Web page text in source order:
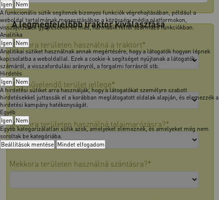
Igen Nem
A funkcionális sütik segítenek bizonyos funkciók végrehajtásában, például a
weboldal tartalmának megosztásában a közösségi média platformokon,
visszajelzések gyűjtésében és más, harmadik féltől származó funkciókban.
Analitika
Igen Nem
Analitikai sütiket használnak annak megértésére, hogy a látogatók hogyan lépnek
kapcsolatba a weboldallal. Ezek a cookie-k segítséget nyújtanak a látogatók
számáról, a visszafordulási arányról, a forgalmi forrásról stb.
Hirdetés
Igen Nem
A hirdetési sütiket arra használják, hogy a látogatókat személyre szabott
hirdetésekkel juttassák el a korábban meglátogatott oldalak alapján, és elemezzék a
hirdetési kampány hatékonyságát.
Egyéb
Igen Nem
Egyéb kategorizálatlan sütik azok, amelyeket elemeznek, és amelyeket még nem
soroltak be kategóriába.
Beállítások mentése Mindet elfogadom
A legmegfelelőbb traktor kiválasztása
Mekkora területen használná a traktort*
Megművelendő terület jellege*
Mekkora területen használná talajmarózásra?*
Mekkora területen használná szántásra?*